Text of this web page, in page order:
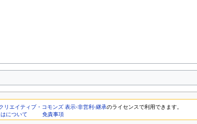
リエイティブ・コモンズ 表示-非営利-継承のライセンスで利用できます。
はについて
免責事項